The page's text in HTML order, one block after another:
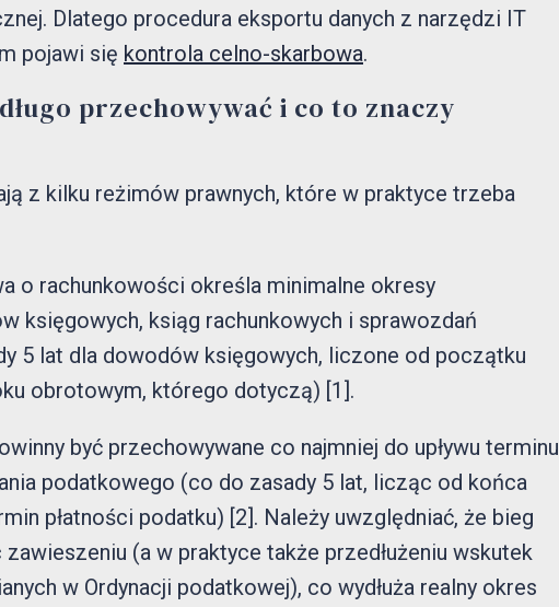
Dlatego procedura eksportu danych z narzędzi IT
pojawi się kontrola celno-skarbowa.
przechowywać i co to znaczy
z kilku reżimów prawnych, które w praktyce trzeba
o rachunkowości określa minimalne okresy
księgowych, ksiąg rachunkowych i sprawozdań
5 lat dla dowodów księgowych, liczone od początku
obrotowym, którego dotyczą) [1].
być przechowywane co najmniej do upływu terminu
podatkowego (co do zasady 5 lat, licząc od końca
płatności podatku) [2]. Należy uwzględniać, że bieg
(a w praktyce także przedłużeniu wskutek
w Ordynacji podatkowej), co wydłuża realny okres